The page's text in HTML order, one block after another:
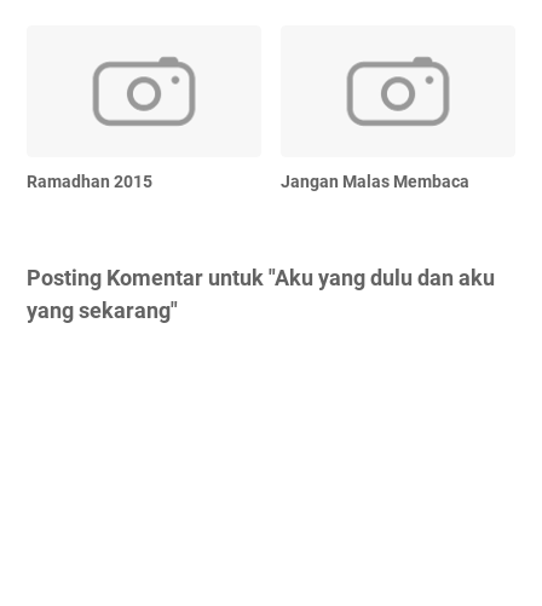
Ramadhan 2015 Jangan Malas Membaca
Posting Komentar untuk "Aku yang dulu dan aku
yang sekarang"